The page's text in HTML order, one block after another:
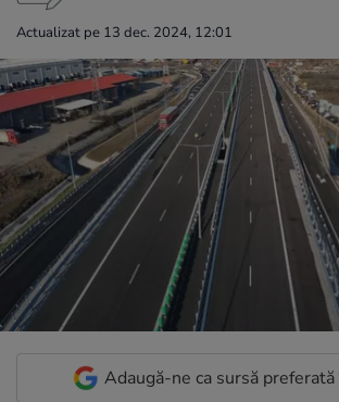
Actualizat pe 13 dec. 2024, 12:01
Adaugă-ne ca sursă